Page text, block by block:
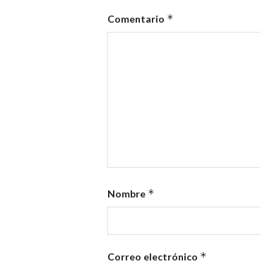
Comentario *
Nombre *
Correo electrónico *